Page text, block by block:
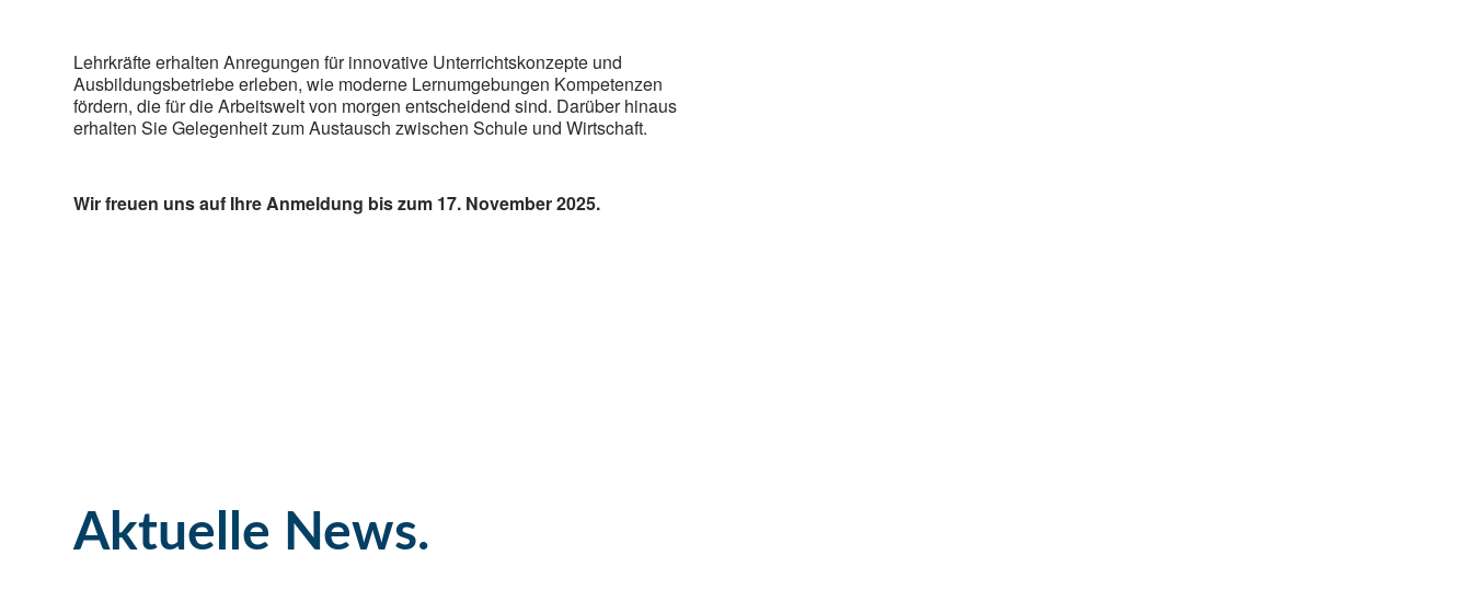
Lehrkräfte erhalten Anregungen für innovative Unterrichtskonzepte und
Ausbildungsbetriebe erleben, wie moderne Lernumgebungen Kompetenzen
fördern, die für die Arbeitswelt von morgen entscheidend sind. Darüber hinaus
erhalten Sie Gelegenheit zum Austausch zwischen Schule und Wirtschaft.
Wir freuen uns auf Ihre Anmeldung bis zum 17. November 2025.
Aktuelle News.